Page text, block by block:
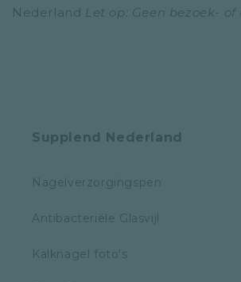
Nederland Let op: Geen bezoek- of
Supplend Nederland
Nagelverzorgingspen
Antibacteriële Glasvijl
Kalknagel foto's